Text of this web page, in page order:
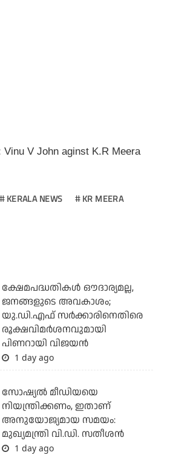
Vinu V John aginst K.R Meera
KERALA NEWS
KR MEERA
ക്ഷേമപദ്ധതികള്‍ ഔദാര്യമല്ല,
ജനങ്ങളുടെ അവകാശം;
യു.ഡി.എഫ് സര്‍ക്കാരിനെതിരെ
രൂക്ഷവിമര്‍ശനവുമായി
പിണറായി വിജയന്‍
1 day ago
സോഷ്യല്‍ മീഡിയയെ
നിയന്ത്രിക്കണം, ഇതാണ്
അനുയോജ്യമായ സമയം:
മുഖ്യമന്ത്രി വി.ഡി. സതീശന്‍
1 day ago